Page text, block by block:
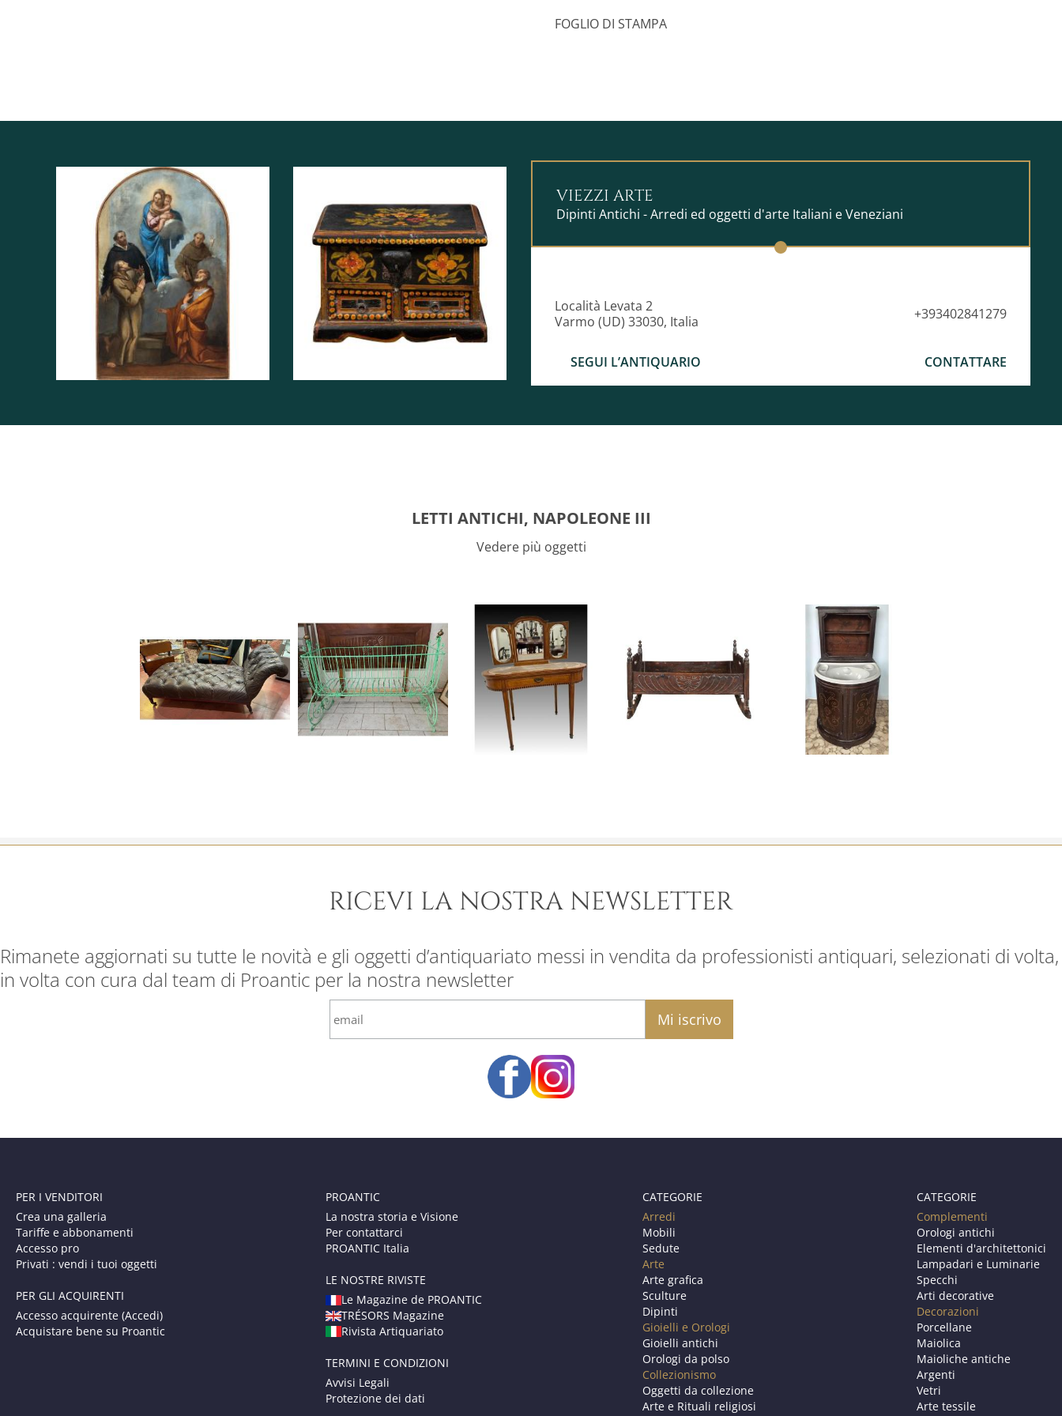
illustrativo e potrebbero non rispettare le proporzioni reali dell'opera.
FOGLIO DI STAMPA
VIEZZI ARTE
Dipinti Antichi - Arredi ed oggetti d'arte Italiani e Veneziani
Località Levata 2
Varmo (UD) 33030, Italia
+393402841279
SEGUI L’ANTIQUARIO CONTATTARE
LETTI ANTICHI, NAPOLEONE III
Vedere più oggetti
RICEVI LA NOSTRA NEWSLETTER
Rimanete aggiornati su tutte le novità e gli oggetti d’antiquariato messi in vendita da professionisti antiquari, selezionati di volta,
in volta con cura dal team di Proantic per la nostra newsletter
PER I VENDITORI
Crea una galleria
Tariffe e abbonamenti
Accesso pro
Privati : vendi i tuoi oggetti
PER GLI ACQUIRENTI
Accesso acquirente (Accedi)
Acquistare bene su Proantic
PROANTIC
La nostra storia e Visione
Per contattarci
PROANTIC Italia
LE NOSTRE RIVISTE
Le Magazine de PROANTIC
TRÉSORS Magazine
Rivista Artiquariato
TERMINI E CONDIZIONI
Avvisi Legali
Protezione dei dati
CATEGORIE
Arredi
Mobili
Sedute
Arte
Arte grafica
Sculture
Dipinti
Gioielli e Orologi
Gioielli antichi
Orologi da polso
Collezionismo
Oggetti da collezione
Arte e Rituali religiosi
CATEGORIE
Complementi
Orologi antichi
Elementi d'architettonici
Lampadari e Luminarie
Specchi
Arti decorative
Decorazioni
Porcellane
Maiolica
Maioliche antiche
Argenti
Vetri
Arte tessile